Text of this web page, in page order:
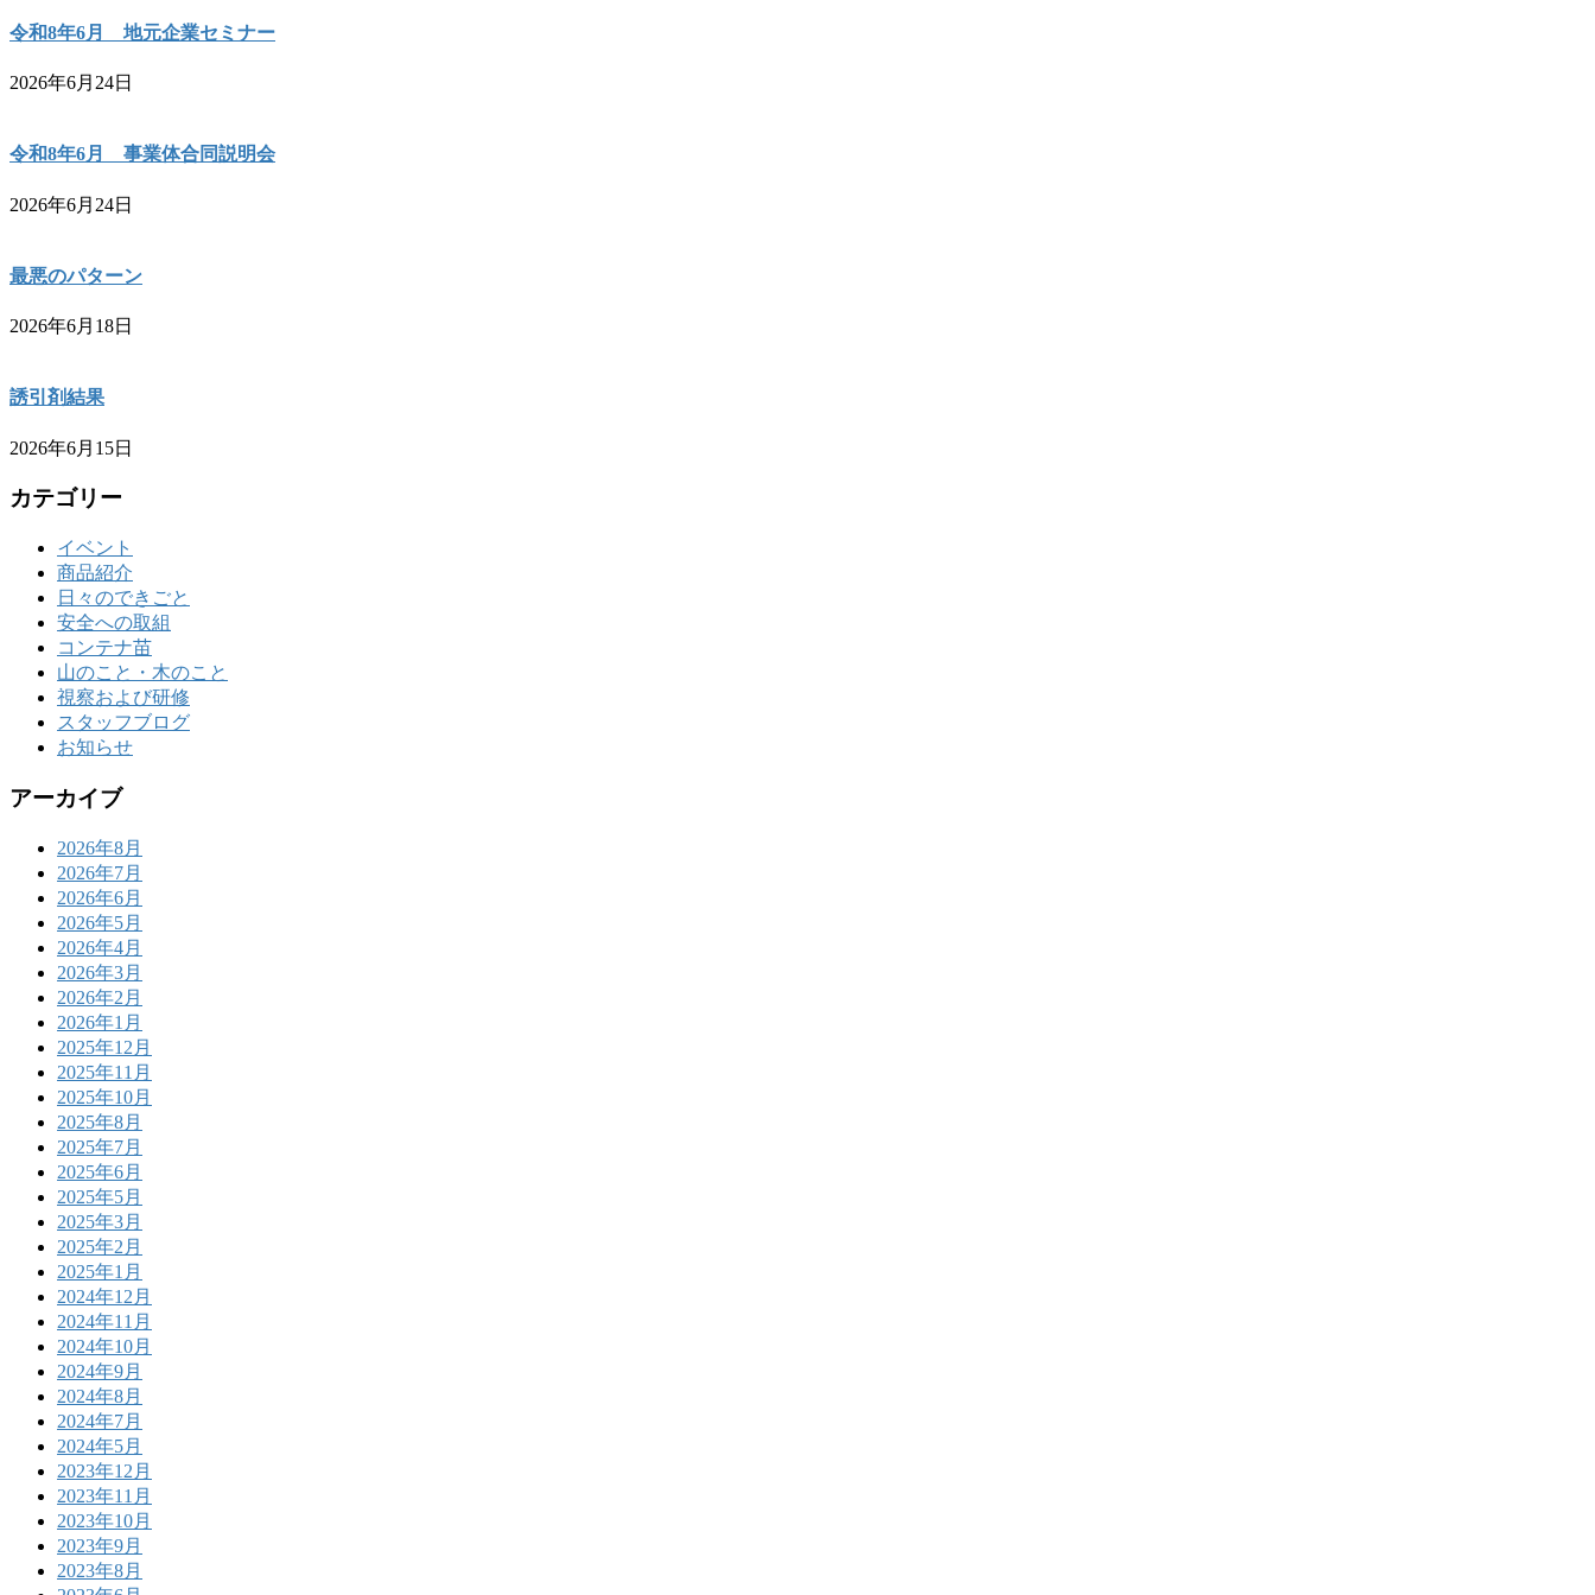
令和8年6月 地元企業セミナー
2026年6月24日
令和8年6月 事業体合同説明会
2026年6月24日
最悪のパターン
2026年6月18日
誘引剤結果
2026年6月15日
カテゴリー
イベント
商品紹介
日々のできごと
安全への取組
コンテナ苗
山のこと・木のこと
視察および研修
スタッフブログ
お知らせ
アーカイブ
2026年8月
2026年7月
2026年6月
2026年5月
2026年4月
2026年3月
2026年2月
2026年1月
2025年12月
2025年11月
2025年10月
2025年8月
2025年7月
2025年6月
2025年5月
2025年3月
2025年2月
2025年1月
2024年12月
2024年11月
2024年10月
2024年9月
2024年8月
2024年7月
2024年5月
2023年12月
2023年11月
2023年10月
2023年9月
2023年8月